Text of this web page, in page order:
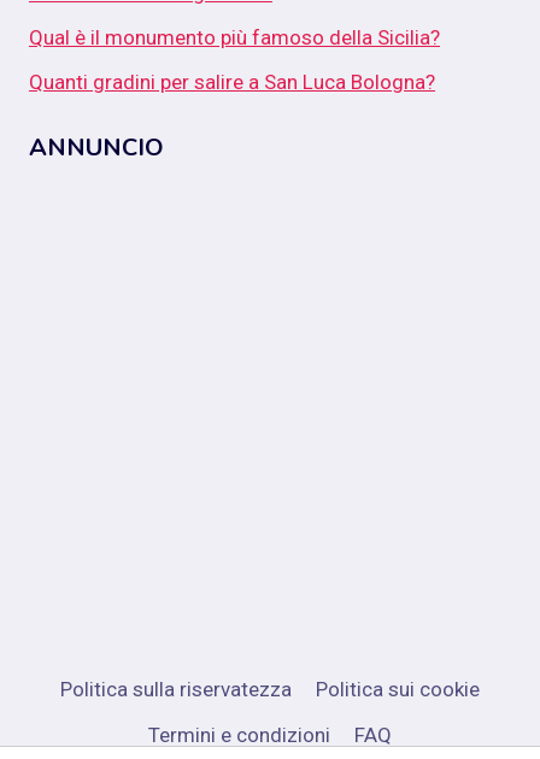
Qual è il monumento più famoso della Sicilia?
Quanti gradini per salire a San Luca Bologna?
ANNUNCIO
Politica sulla riservatezza
Politica sui cookie
Termini e condizioni
FAQ